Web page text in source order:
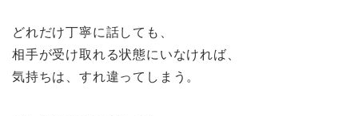
どれだけ丁寧に話しても、
相手が受け取れる状態にいなければ、
気持ちは、すれ違ってしまう。